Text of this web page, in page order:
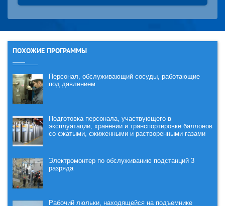
ПОХОЖИЕ ПРОГРАММЫ
Персонал, обслуживающий сосуды, работающие
под давлением
Подготовка персонала, участвующего в
эксплуатации, хранении и транспортировке баллонов
со сжатыми, сжиженными и растворенными газами
Электромонтер по обслуживанию подстанций 3
разряда
Рабочий люльки, находящейся на подъемнике